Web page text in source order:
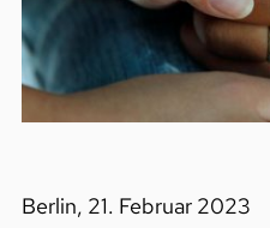
Berlin, 21. Februar 2023